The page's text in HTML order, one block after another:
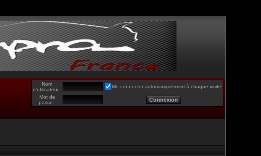
Nom
d’utilisateur:
Me connecter automatiquement à chaque visite
Mot de
passe: